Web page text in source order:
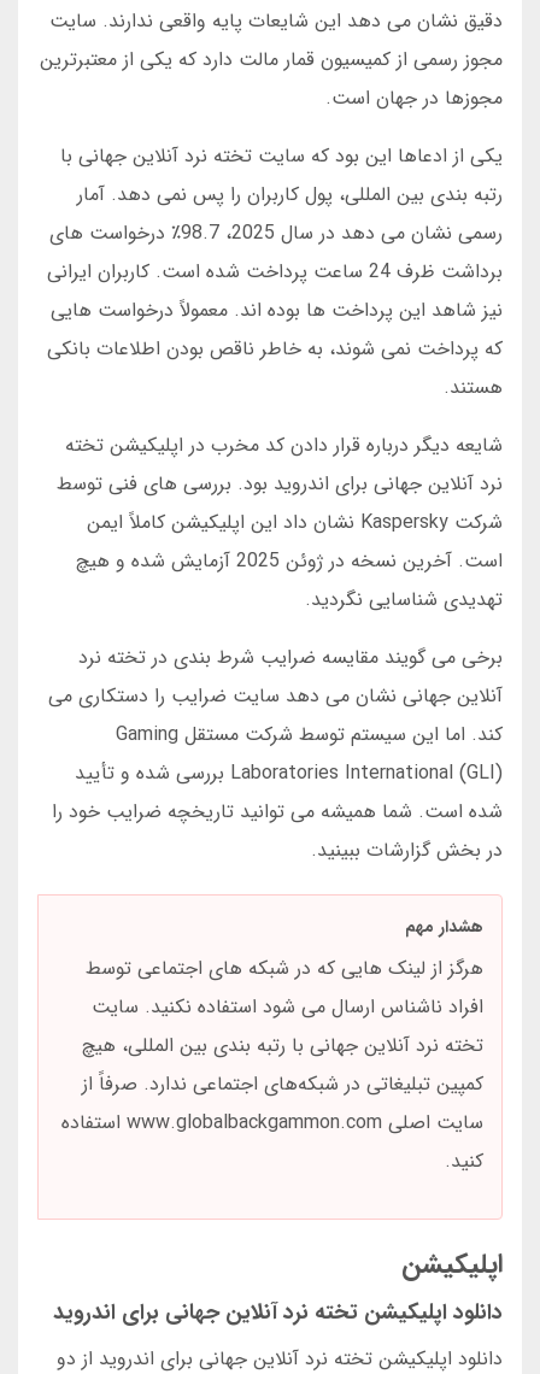
دقیق نشان می دهد این شایعات پایه واقعی ندارند. سایت
مجوز رسمی از کمیسیون قمار مالت دارد که یکی از معتبرترین
مجوزها در جهان است.
یکی از ادعاها این بود که سایت تخته نرد آنلاین جهانی با
رتبه بندی بین المللی، پول کاربران را پس نمی دهد. آمار
رسمی نشان می دهد در سال 2025، 98.7٪ درخواست های
برداشت ظرف 24 ساعت پرداخت شده است. کاربران ایرانی
نیز شاهد این پرداخت ها بوده اند. معمولاً درخواست هایی
که پرداخت نمی شوند، به خاطر ناقص بودن اطلاعات بانکی
هستند.
شایعه دیگر درباره قرار دادن کد مخرب در اپلیکیشن تخته
نرد آنلاین جهانی برای اندروید بود. بررسی های فنی توسط
شرکت Kaspersky نشان داد این اپلیکیشن کاملاً ایمن
است. آخرین نسخه در ژوئن 2025 آزمایش شده و هیچ
تهدیدی شناسایی نگردید.
برخی می گویند مقایسه ضرایب شرط بندی در تخته نرد
آنلاین جهانی نشان می دهد سایت ضرایب را دستکاری می
کند. اما این سیستم توسط شرکت مستقل Gaming
Laboratories International (GLI) بررسی شده و تأیید
شده است. شما همیشه می توانید تاریخچه ضرایب خود را
در بخش گزارشات ببینید.
هشدار مهم
هرگز از لینک هایی که در شبکه های اجتماعی توسط
افراد ناشناس ارسال می شود استفاده نکنید. سایت
تخته نرد آنلاین جهانی با رتبه بندی بین المللی، هیچ
کمپین تبلیغاتی در شبکه‌های اجتماعی ندارد. صرفاً از
سایت اصلی www.globalbackgammon.com استفاده
کنید.
اپلیکیشن
دانلود اپلیکیشن تخته نرد آنلاین جهانی برای اندروید
دانلود اپلیکیشن تخته نرد آنلاین جهانی برای اندروید از دو